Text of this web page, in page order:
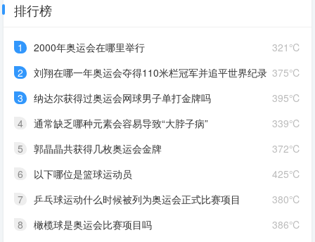
排行榜
321℃
1
2000年奥运会在哪里举行
375℃
2
刘翔在哪一年奥运会夺得110米栏冠军并追平世界纪录
395℃
3
纳达尔获得过奥运会网球男子单打金牌吗
339℃
4
通常缺乏哪种元素会容易导致“大脖子病”
372℃
5
郭晶晶共获得几枚奥运会金牌
425℃
6
以下哪位是篮球运动员
380℃
7
乒乓球运动什么时候被列为奥运会正式比赛项目
386℃
8
橄榄球是奥运会比赛项目吗